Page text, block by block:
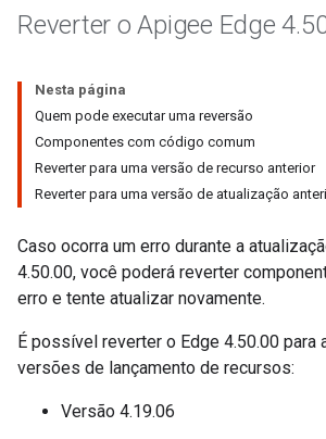
Reverter o Apigee Edge 4.
Nesta página
Quem pode executar uma reversão
Componentes com código comum
Reverter para uma versão de recurso anterior
Reverter para uma versão de atualização
Caso ocorra um erro durante a
4.50.00, você poderá reverter
erro e tente atualizar novamente.
É possível reverter o Edge 4.50.00 para
versões de lançamento de recursos:
Versão 4.19.06